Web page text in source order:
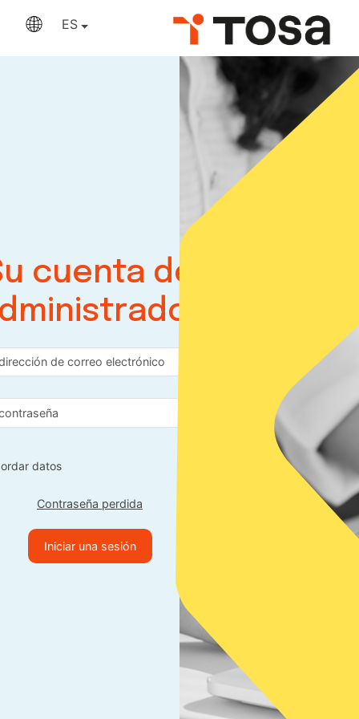
ES
cuenta de
datos
Contraseña perdida
Iniciar una sesión